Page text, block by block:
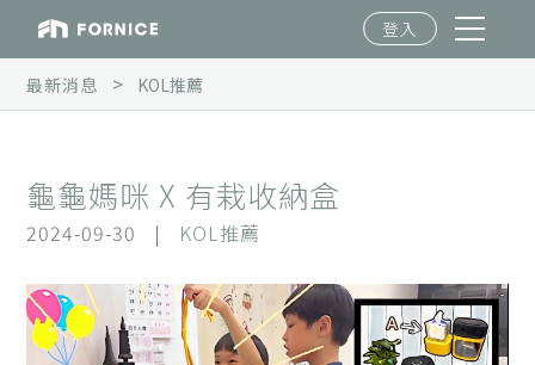
登入
最新消息 > KOL推薦
龜龜媽咪 X 有栽收納盒
2024-09-30 | KOL推薦